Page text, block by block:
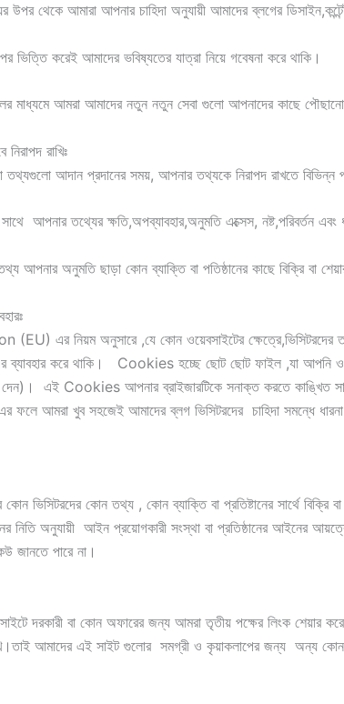
থেকে আমারা আপনার চাহিদা অনুযায়ী আমাদের ব্লগের
ভিত্তি করেই আমাদের ভবিষ্যতের যাত্রা নিয়ে গবেষনা করে থাকি।
মাধ্যমে আমরা আমাদের নতুন নতুন সেবা গুলো আপনাদের কাছে পৌছানোর
রাখিঃ
আদান প্রদানের সময়, আপনার তথ্যকে নিরাপদ রাখতে বিভিন্ন
আপনার তথ্যের ক্ষতি,অপব্যাবহার,অনুমতি এক্সেস, নষ্ট,পরিবর্তন এবং
আপনার অনুমতি ছাড়া কোন ব্যাক্তি বা পতিষ্ঠানের কাছে বিক্রি বা
এর নিয়ম অনুসারে ,যে কোন ওয়েবসাইটের ক্ষেত্রে,ভিসিটরদের
করে থাকি। Cookies হচ্ছে ছোট ছোট ফাইল ,যা আপনি ওয়েব
এই Cookies আপনার ব্রাইজারটিকে সনাক্ত করতে কাঙ্খিত
ফলে আমরা খুব সহজেই আমাদের ব্লগ ভিসিটরদের চাহিদা সমন্ধে
কোন ভিসিটরদের কোন তথ্য , কোন ব্যাক্তি বা প্রতিষ্টানের সার্থে
নিতি অনুযায়ী আইন প্রয়োগকারী সংস্থা বা প্রতিষ্ঠানের আইনের
জানতে পারে না।
দরকারী বা কোন অফারের জন্য আমরা তৃতীয় পক্ষের লিংক
আমাদের এই সাইট গুলোর সমগ্রী ও কৃয়াকলাপের জন্য অন্য কোন